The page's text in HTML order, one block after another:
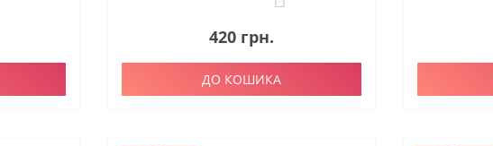
420 грн.
ДО КОШИКА